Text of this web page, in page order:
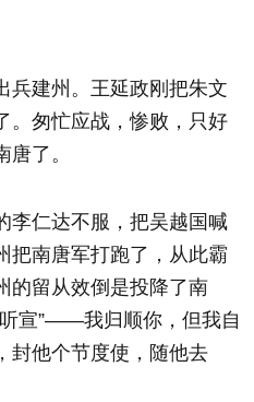
兵建州。王延政刚把朱文
。匆忙应战，惨败，只好
了。
李仁达不服，把吴越国喊
把南唐军打跑了，从此霸
的留从效倒是投降了南
宣”——我归顺你，但我自
封他个节度使，随他去